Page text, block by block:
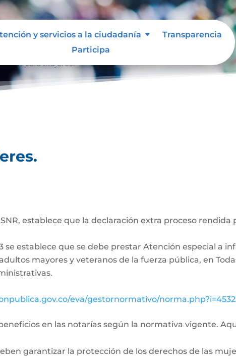
y servicios a la ciudadanía
Transparencia
Participa
establece que la declaración extra proceso
se establece que se debe prestar Atención especial a
mayores y veteranos de la fuerza pública, en
eva/gestornormativo/
en las notarías según la normativa vigente.
garantizar la protección de los derechos de las